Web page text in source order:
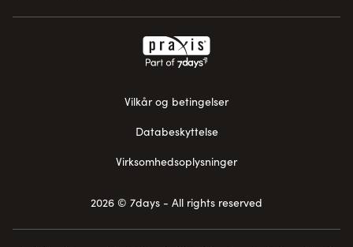
Vilkår og betingelser
Databeskyttelse
Virksomhedsoplysninger
2026 © 7days - All rights reserved